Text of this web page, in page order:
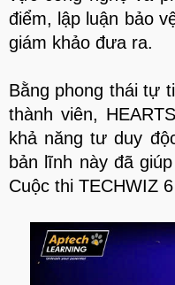
điểm, lập luận bảo
giám khảo đưa ra.
Bằng phong thái tự
thành viên,
khả năng tư duy
bản lĩnh này đã
Cuộc thi TECHWIZ